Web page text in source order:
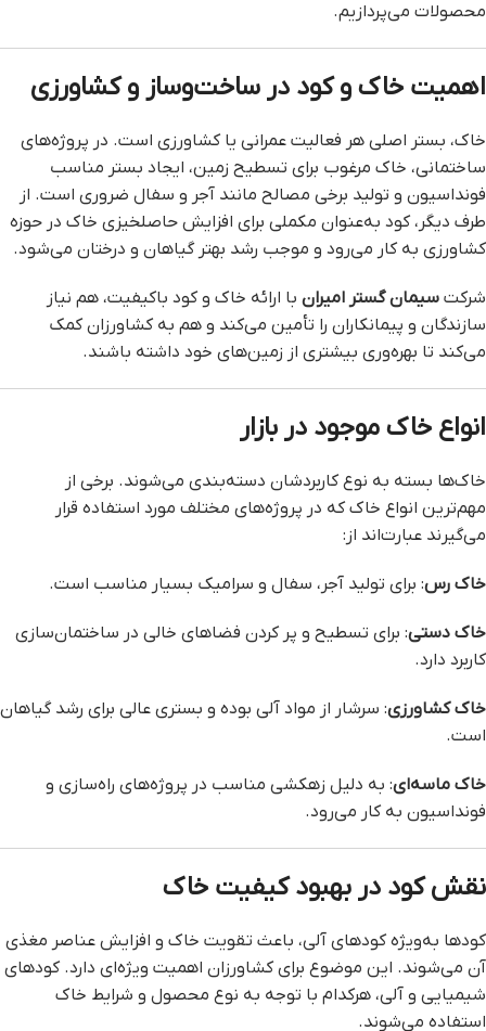
محصولات می‌پردازیم.
اهمیت خاک و کود در ساخت‌وساز و کشاورزی
خاک، بستر اصلی هر فعالیت عمرانی یا کشاورزی است. در پروژه‌های
ساختمانی، خاک مرغوب برای تسطیح زمین، ایجاد بستر مناسب
فونداسیون و تولید برخی مصالح مانند آجر و سفال ضروری است. از
طرف دیگر، کود به‌عنوان مکملی برای افزایش حاصلخیزی خاک در حوزه
کشاورزی به کار می‌رود و موجب رشد بهتر گیاهان و درختان می‌شود.
شرکت سیمان گستر امیران با ارائه خاک و کود باکیفیت، هم نیاز
سازندگان و پیمانکاران را تأمین می‌کند و هم به کشاورزان کمک
می‌کند تا بهره‌وری بیشتری از زمین‌های خود داشته باشند.
انواع خاک موجود در بازار
خاک‌ها بسته به نوع کاربردشان دسته‌بندی می‌شوند. برخی از
مهم‌ترین انواع خاک که در پروژه‌های مختلف مورد استفاده قرار
می‌گیرند عبارت‌اند از:
خاک رس: برای تولید آجر، سفال و سرامیک بسیار مناسب است.
خاک دستی: برای تسطیح و پر کردن فضاهای خالی در ساختمان‌سازی
کاربرد دارد.
خاک کشاورزی: سرشار از مواد آلی بوده و بستری عالی برای رشد گیاهان
است.
خاک ماسه‌ای: به دلیل زهکشی مناسب در پروژه‌های راه‌سازی و
فونداسیون به کار می‌رود.
نقش کود در بهبود کیفیت خاک
کودها به‌ویژه کودهای آلی، باعث تقویت خاک و افزایش عناصر مغذی
آن می‌شوند. این موضوع برای کشاورزان اهمیت ویژه‌ای دارد. کودهای
شیمیایی و آلی، هرکدام با توجه به نوع محصول و شرایط خاک
استفاده می‌شوند.